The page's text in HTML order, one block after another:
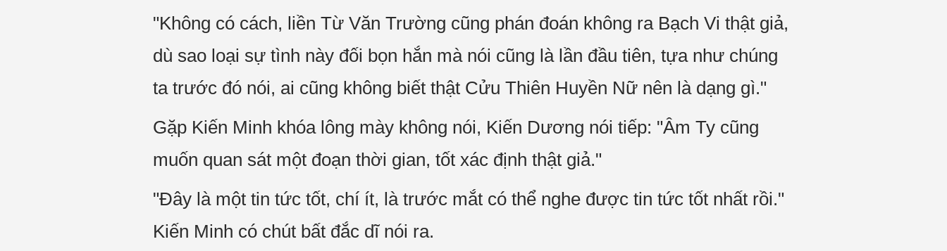
"Không có cách, liền Từ Văn Trường cũng phán đoán không ra Bạch Vi thật giả,
dù sao loại sự tình này đối bọn hắn mà nói cũng là lần đầu tiên, tựa như chúng
ta trước đó nói, ai cũng không biết thật Cửu Thiên Huyền Nữ nên là dạng gì."
Gặp Kiến Minh khóa lông mày không nói, Kiến Dương nói tiếp: "Âm Ty cũng
muốn quan sát một đoạn thời gian, tốt xác định thật giả."
"Đây là một tin tức tốt, chí ít, là trước mắt có thể nghe được tin tức tốt nhất rồi."
Kiến Minh có chút bất đắc dĩ nói ra.